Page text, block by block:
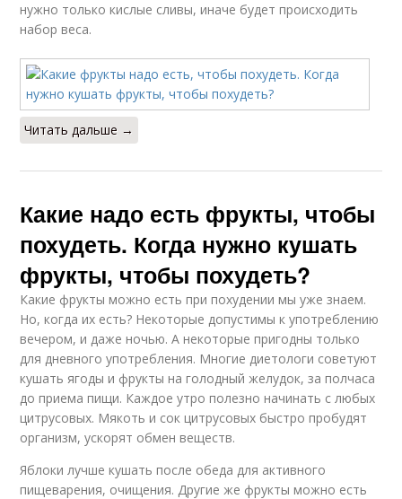
нужно только кислые сливы, иначе будет происходить
набор веса.
Читать дальше →
Какие надо есть фрукты, чтобы
похудеть. Когда нужно кушать
фрукты, чтобы похудеть?
Какие фрукты можно есть при похудении мы уже знаем.
Но, когда их есть? Некоторые допустимы к употреблению
вечером, и даже ночью. А некоторые пригодны только
для дневного употребления. Многие диетологи советуют
кушать ягоды и фрукты на голодный желудок, за полчаса
до приема пищи. Каждое утро полезно начинать с любых
цитрусовых. Мякоть и сок цитрусовых быстро пробудят
организм, ускорят обмен веществ.
Яблоки лучше кушать после обеда для активного
пищеварения, очищения. Другие же фрукты можно есть